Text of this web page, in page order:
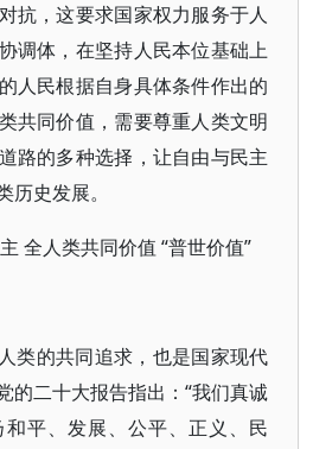
抗，这要求国家权力服务于人
调体，在坚持人民本位基础上
人民根据自身具体条件作出的
共同价值，需要尊重人类文明
路的多种选择，让自由与民主
史发展。
全人类共同价值 “普世价值”
类的共同追求，也是国家现代
的二十大报告指出：“我们真诚
平、发展、公平、正义、民